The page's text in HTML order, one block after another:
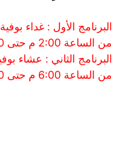
البرنامج الأول : غداء
من الساعة 2:00 م حتى 5:00 م
البرنامج الثاني : عشاء
من الساعة 6:00 م حتى 9:00 م